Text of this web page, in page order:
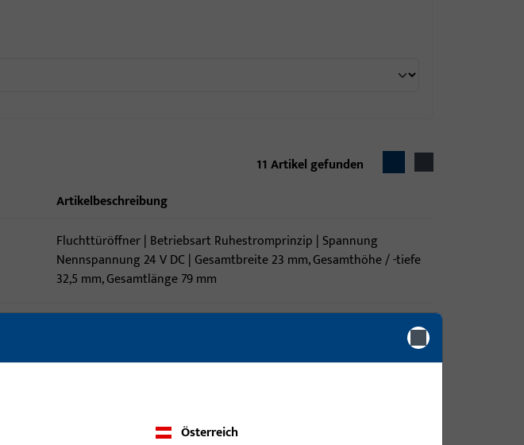
11 Artikel gefunden
Artikelbeschreibung
Fluchttüröffner | Betriebsart Ruhestromprinzip | Spannung
Nennspannung 24 V DC | Gesamtbreite 23 mm, Gesamthöhe / -tiefe
32,5 mm, Gesamtlänge 79 mm
Österreich